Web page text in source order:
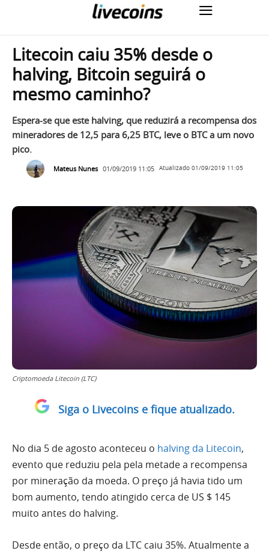
Litecoin caiu 35% desde o
halving, Bitcoin seguirá o
mesmo caminho?
Espera-se que este halving, que reduzirá a recompensa dos
mineradores de 12,5 para 6,25 BTC, leve o BTC a um novo
pico.
Mateus Nunes 01/09/2019 11:05 Atualizado 01/09/2019 11:05
Criptomoeda Litecoin (LTC)
Siga o Livecoins e fique atualizado.
No dia 5 de agosto aconteceu o halving da Litecoin,
evento que reduziu pela pela metade a recompensa
por mineração da moeda. O preço já havia tido um
bom aumento, tendo atingido cerca de US $ 145
muito antes do halving.
Desde então, o preço da LTC caiu 35%. Atualmente a